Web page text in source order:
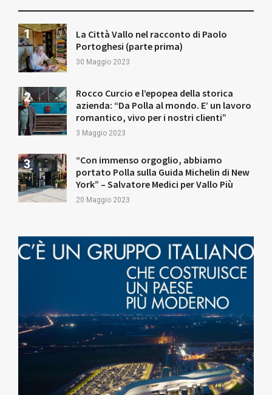
La Città Vallo nel racconto di Paolo
Portoghesi (parte prima)
30 Maggio 2023
Rocco Curcio e l’epopea della storica
azienda: “Da Polla al mondo. E’ un lavoro
romantico, vivo per i nostri clienti”
3 Maggio 2023
“Con immenso orgoglio, abbiamo
portato Polla sulla Guida Michelin di New
York” – Salvatore Medici per Vallo Più
20 Maggio 2023